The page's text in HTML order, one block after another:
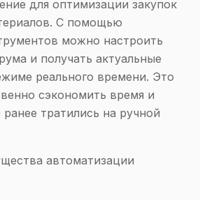
для оптимизации закупок
С помощью
можно настроить
и получать актуальные
реального времени. Это
сэкономить время и
тратились на ручной
автоматизации